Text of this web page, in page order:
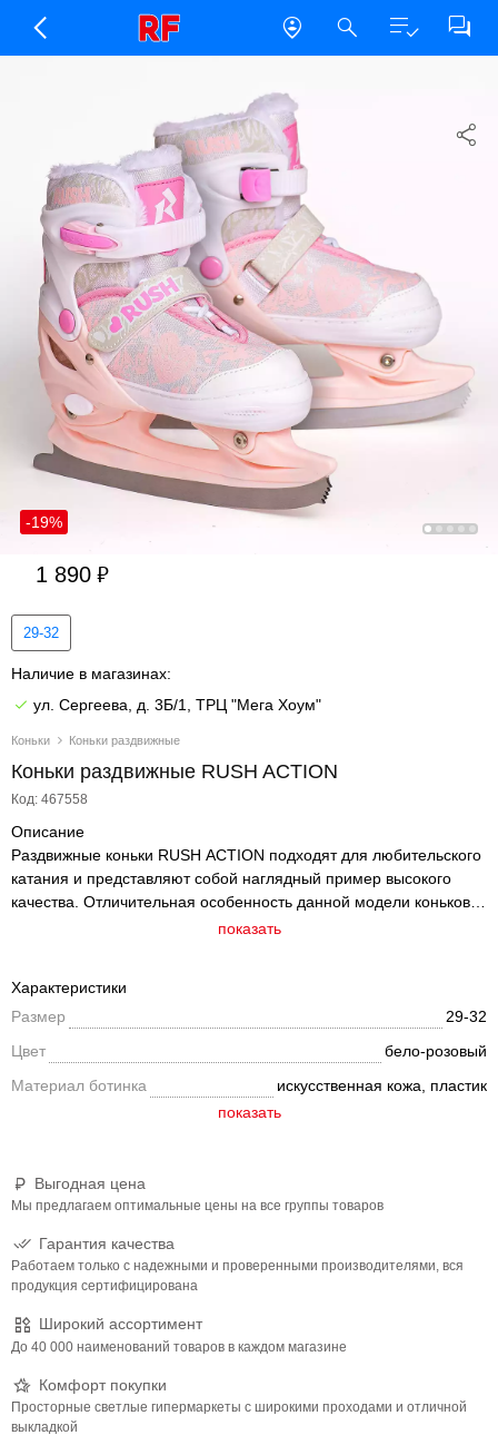
Коньки Коньки раздвижные
Коньки раздвижные RUSH ACTION
Код: 467558
-19%
1 890
29-32
Наличие в магазинах:
ул. Сергеева, д. 3Б/1, ТРЦ "Мега Хоум"
Описание
Раздвижные коньки RUSH ACTION подходят для любительского
катания и представляют собой наглядный пример высокого
качества. Отличительная особенность данной модели коньков -
раздвижная конструкция. Она очень популярна, так как
искусственной кожи, синтетической ткани и армирован каркасом
из жесткого полиуретана. Внутренняя подкладка и стелька
сделаны из искусственного меха, позволяющего сохранить
комфорт и тепло во время катания. Анатомический крой
ботинка, жесткая подошва гарантируют плотную фиксацию
ступни и оберегают от травм. Удобный и надежный механизм
защитным напылением обеспечит наилучшее скольжение
конька по льду. Лезвия имеют заводскую заточку. Максимально
показать
Выгодная цена
Мы предлагаем оптимальные цены на все группы товаров
Гарантия качества
Работаем только с надежными и проверенными производителями, вся
продукция сертифицирована
Широкий ассортимент
До 40 000 наименований товаров в каждом магазине
Комфорт покупки
Просторные светлые гипермаркеты с широкими проходами и отличной
выкладкой
Характеристики
Размер
29-32
Цвет
бело-розовый
Материал ботинка
искусственная кожа, пластик